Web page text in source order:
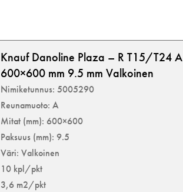
Knauf Danoline Plaza – R T15/T24 A
600×600 mm 9.5 mm Valkoinen
Nimiketunnus: 5005290
Reunamuoto: A
Mitat (mm): 600×600
Paksuus (mm): 9.5
Väri: Valkoinen
10 kpl/pkt
3,6 m2/pkt